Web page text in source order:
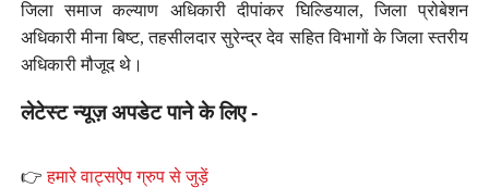
जिला समाज कल्याण अधिकारी दीपांकर घिल्डियाल, जिला प्रोबेशन
अधिकारी मीना बिष्ट, तहसीलदार सुरेन्द्र देव सहित विभागों के जिला स्तरीय
अधिकारी मौजूद थे।
लेटेस्ट न्यूज़ अपडेट पाने के लिए -
👉हमारे वाट्सऐप ग्रुप से जुड़ें